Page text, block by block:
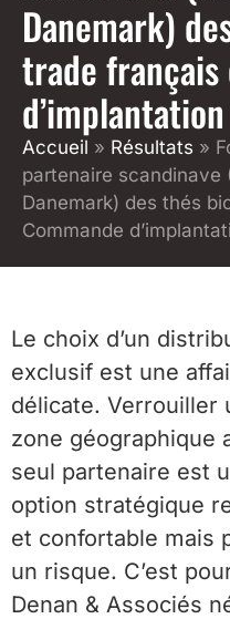
Danemark)
trade français
Accueil » Résultats »
partenaire scandinave
Danemark) des thés
Commande
Le choix d’un
exclusif est une
délicate. Verrouiller
zone géographique
seul partenaire est
option stratégique
et confortable mais
un risque. C’est
Denan & Associés